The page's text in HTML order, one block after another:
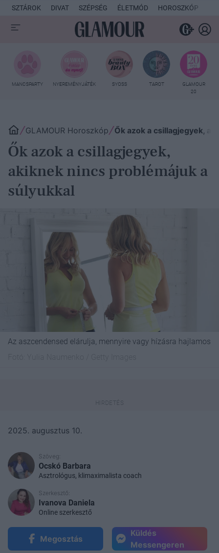
SZTÁROK DIVAT SZÉPSÉG ÉLETMÓD HOROSZKÓP
MANCSPARTY NYEREMÉNYJÁTÉK SYOSS TAROT
GLAMOUR
20
GLAMOUR Horoszkóp Ők azok a csillagjegyek,
Ők azok a csillagjegyek,
akiknek nincs problémájuk a
súlyukkal
Az aszcendensed elárulja, mennyire vagy hízásra hajlamos
2025. augusztus 10.
Szöveg:
Ocskó Barbara
Asztrológus, klimaximalista coach
Szerkesztő:
Ivanova Daniela
Online szerkesztő
Megosztás
Küldés
Messengeren